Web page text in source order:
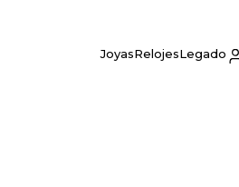
JoyasRelojesLegado